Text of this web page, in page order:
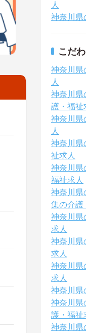
人
神奈川県
こだ
神奈川県
人
神奈川県
護・福祉
神奈川県
人
神奈川県
祉求人
神奈川県
福祉求人
神奈川県
集の介護
神奈川県
求人
神奈川県
求人
神奈川県
求人
神奈川県
神奈川県
護・福祉
神奈川県